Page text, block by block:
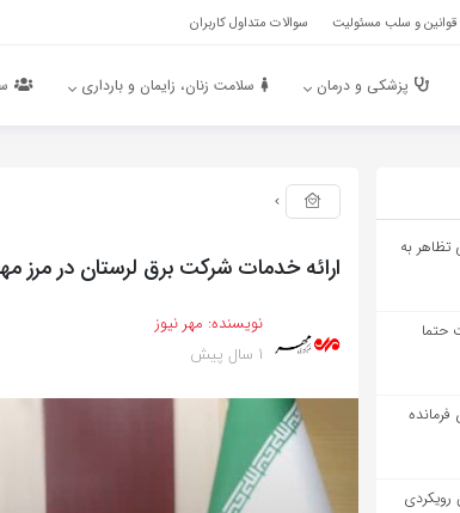
قوانین و سلب مسئولیت سوالات متداول کاربران
پزشکی و درمان سلامت زنان، زایمان و بارداری
تظاهر به
حتما
رویکردی
ارائه خدمات شرکت برق لرستان در مرز
نویسنده: مهر نیوز
1 سال پیش